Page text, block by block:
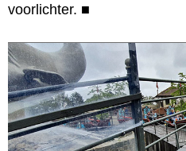
voorlichter. ■